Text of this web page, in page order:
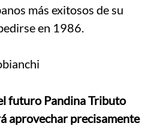
más exitosos de su
en 1986.
futuro Pandina Tributo
aprovechar precisamente